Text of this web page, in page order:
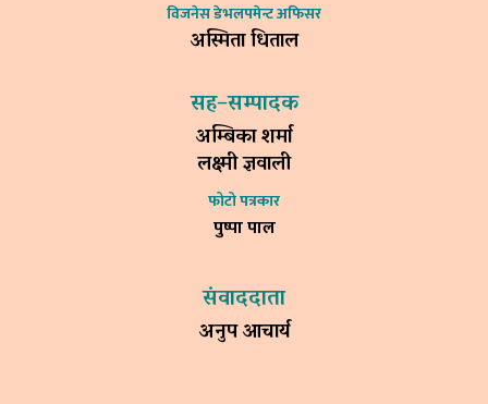
विजनेस डेभलपमेन्ट अफिसर
अस्मिता धिताल
सह–सम्पादक
अम्बिका शर्मा
लक्ष्मी ज्ञवाली
फोटो पत्रकार
पुष्पा पाल
संवाददाता
अनुप आचार्य